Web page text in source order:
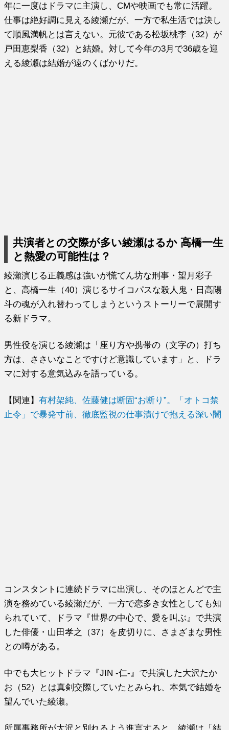
年に一度はドラマに主演し、CMや映画でも常に活躍。
仕事は絶好調に見える綾瀬だが、一方で私生活では決し
て順風満帆とは言えない。 元彼である松坂桃李（32）が
戸田恵梨香（32）と結婚。対して今年の3月で36歳を迎
える綾瀬は結婚が遠のくばかりだ。
共演者との交際が多い綾瀬はるか 高橋一生
と熱愛の可能性は？
綾瀬演じる正義感は強いが慌てん坊な刑事・望月彩子
と、高橋一生（40）演じるサイコパスな殺人鬼・日高陽
斗の魂が入れ替わってしまうというストーリーで展開す
る新ドラマ。
男性役を演じる綾瀬は「座り方や携帯の（文字の）打ち
方は、ささいなことですけど意識しています」と、ドラ
マに対する意気込みを語っている。
【関連】有村架純、佐藤健は断固“お断り”。「オトコ禁
止令」で暴発寸前、徹底監視の仕事漬けで抱える深い闇
コンスタントに連続ドラマに出演し、そのほとんどで主
演を務めている綾瀬だが、一方で恋多き女性としても知
られていて、ドラマ『世界の中心で、愛を叫ぶ』で共演
した俳優・山田孝之（37）を皮切りに、さまざまな男性
との噂がある。
中でも大ヒットドラマ『JIN -仁-』で共演した大沢たか
お（52）とは真剣交際していたとみられ、本気で結婚を
望んでいた綾瀬。
所属事務所が大沢と別れるよう進言すると、綾瀬は「結